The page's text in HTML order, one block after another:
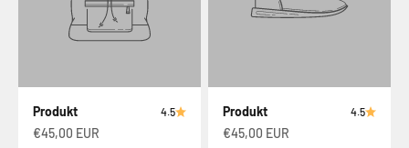
Produkt 4.5
€45,00 EUR
Produkt 4.5
€45,00 EUR